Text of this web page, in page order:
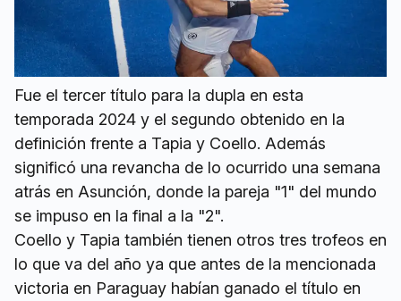
Fue el tercer título para la dupla en esta
temporada 2024 y el segundo obtenido en la
definición frente a Tapia y Coello. Además
significó una revancha de lo ocurrido una semana
atrás en Asunción, donde la pareja "1" del mundo
se impuso en la final a la "2".
Coello y Tapia también tienen otros tres trofeos en
lo que va del año ya que antes de la mencionada
victoria en Paraguay habían ganado el título en